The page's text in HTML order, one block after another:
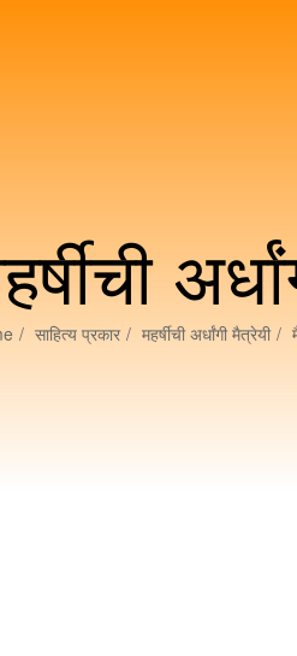
साहित्य प्रकार महर्षीची अर्धांगी मैत्रेयी